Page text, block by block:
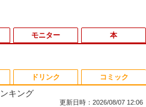
位常連】【新品】 2026年最新モ
トパソコン パソコン JIS 日本
ボード 第14世代CPU搭載 Windo
G4 SFF オフィス付き
8500 / メモリ16GB / HDD500GB
Pro 中古 デスクトップパソ
モニター
ル・テクノロジーズ Dell Pro 2
スプレイ E2425HM 【法人限
本
んが学習シリーズ 世界の歴史
番セット [ 羽田 正 ]
キング
更新日時：2026/08/07 12:06
ドリンク コミック